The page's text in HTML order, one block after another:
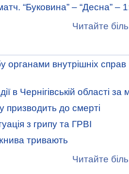
“Буковина” – “Десна” –
Читайте
внутрішніх справ
в Чернігівській області
призводить до смерті
з грипу та ГРВІ
тривають
Читайте